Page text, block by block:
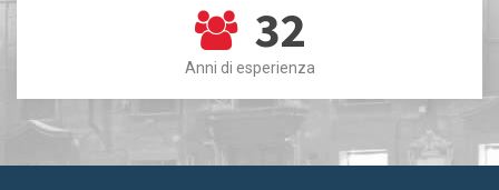
32
Anni di esperienza